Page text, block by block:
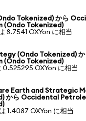
Tokenized) から
(Ondo Tokenized)
8.7541 OXYon に相当
(Ondo Tokenized)
(Ondo Tokenized)
0.525295 OXYon に相当
Earth and Strategic
から Occidental
1.4087 OXYon に相当